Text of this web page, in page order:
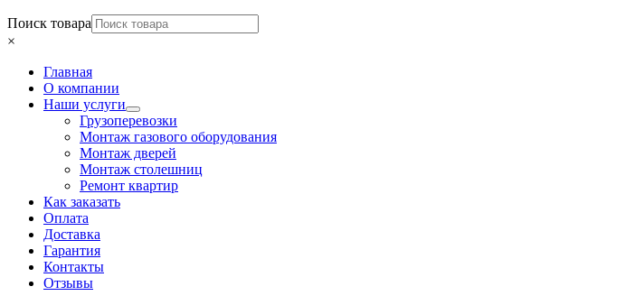
Поиск товара
×
Главная
О компании
Наши услуги
Грузоперевозки
Монтаж газового оборудования
Монтаж дверей
Монтаж столешниц
Ремонт квартир
Как заказать
Оплата
Доставка
Гарантия
Контакты
Отзывы